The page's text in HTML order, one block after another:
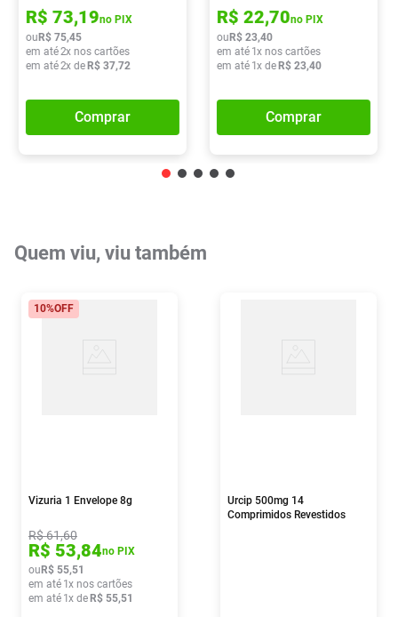
R$ 73,19no PIX
ou R$ 75,45
em até2x nos cartões
em até2x de R$ 37,72
Comprar
R$ 22,70no PIX
ou R$ 23,40
em até 1x nos cartões
em até 1x de R$ 23,40
Comprar
Quem viu, viu também
10%OFF
Vizuria 1 Envelope 8g
R$61,60
R$ 53,84no PIX
ou R$ 55,51
em até 1x nos cartões
em até 1x de R$ 55,51
Urcip 500mg 14
Comprimidos Revestidos